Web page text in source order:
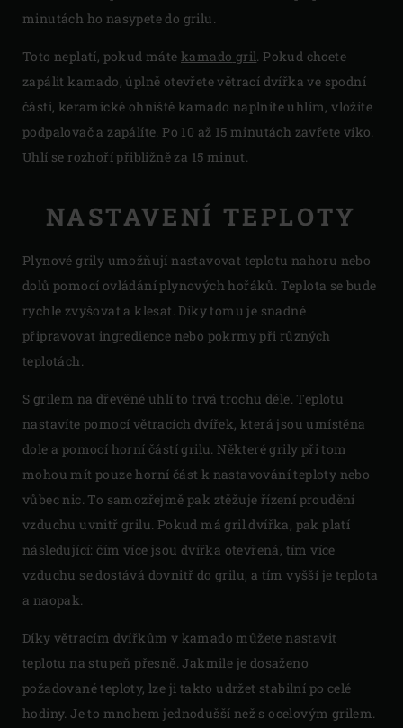
minutách ho nasypete do grilu.
Toto neplatí, pokud máte kamado gril. Pokud chcete
zapálit kamado, úplně otevřete větrací dvířka ve spodní
části, keramické ohniště kamado naplníte uhlím, vložíte
podpalovač a zapálíte. Po 10 až 15 minutách zavřete víko.
Uhlí se rozhoří přibližně za 15 minut.
NASTAVENÍ TEPLOTY
Plynové grily umožňují nastavovat teplotu nahoru nebo
dolů pomocí ovládání plynových hořáků. Teplota se bude
rychle zvyšovat a klesat. Díky tomu je snadné
připravovat ingredience nebo pokrmy při různých
teplotách.
S grilem na dřevěné uhlí to trvá trochu déle. Teplotu
nastavíte pomocí větracích dvířek, která jsou umístěna
dole a pomocí horní částí grilu. Některé grily při tom
mohou mít pouze horní část k nastavování teploty nebo
vůbec nic. To samozřejmě pak ztěžuje řízení proudění
vzduchu uvnitř grilu. Pokud má gril dvířka, pak platí
následující: čím více jsou dvířka otevřená, tím více
vzduchu se dostává dovnitř do grilu, a tím vyšší je teplota
a naopak.
Díky větracím dvířkům v kamado můžete nastavit
teplotu na stupeň přesně. Jakmile je dosaženo
požadované teploty, lze ji takto udržet stabilní po celé
hodiny. Je to mnohem jednodušší než s ocelovým grilem.